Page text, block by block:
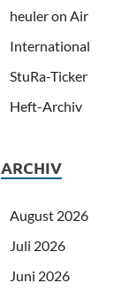
heuler on Air
International
StuRa-Ticker
Heft-Archiv
ARCHIV
August 2026
Juli 2026
Juni 2026